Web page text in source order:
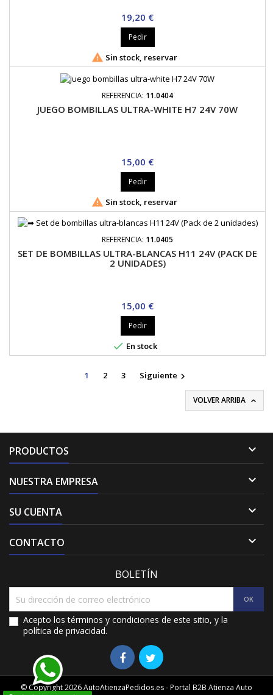
Precio
19,20 €
Pedir
 Sin stock, reservar
REFERENCIA: 11.0404
JUEGO BOMBILLAS ULTRA-WHITE H7 24V 70W
Precio
15,00 €
Pedir
 Sin stock, reservar
REFERENCIA: 11.0405
SET DE BOMBILLAS ULTRA-BLANCAS H11 24V (PACK DE
2 UNIDADES)
Precio
15,00 €
Pedir
 En stock
1 2 3 Siguiente 
VOLVER ARRIBA 
PRODUCTOS 
NUESTRA EMPRESA 
SU CUENTA 
CONTACTO 
BOLETÍN
Acepto los términos y condiciones de este sitio, y la
política de privacidad.
© Copyright 2026 AutoAtienzaPedidos.es - Portal B2B Atienza Auto